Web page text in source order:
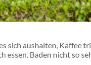
sich aushalten, Kaffee
essen. Baden nicht so